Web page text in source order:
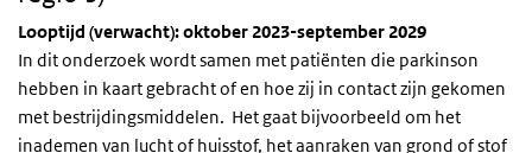
Looptijd (verwacht): oktober 2023-september 2029
In dit onderzoek wordt samen met patiënten die parkinson
hebben in kaart gebracht of en hoe zij in contact zijn gekomen
met bestrijdingsmiddelen. Het gaat bijvoorbeeld om het
inademen van lucht of huisstof, het aanraken van grond of stof